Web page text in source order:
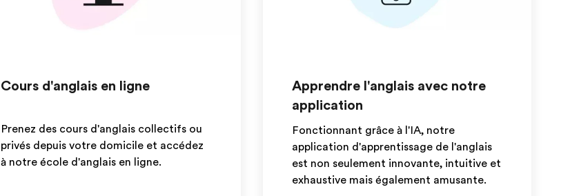
Cours d'anglais en ligne
Prenez des cours d'anglais collectifs ou
privés depuis votre domicile et accédez
à notre école d'anglais en ligne.
Apprendre l'anglais avec notre
application
Fonctionnant grâce à l'IA, notre
application d'apprentissage de l'anglais
est non seulement innovante, intuitive et
exhaustive mais également amusante.